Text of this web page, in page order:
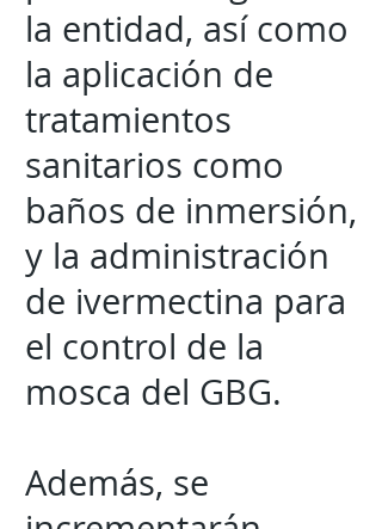
la entidad, así como
la aplicación de
tratamientos
sanitarios como
baños de inmersión,
y la administración
de ivermectina para
el control de la
mosca del GBG.
Además, se